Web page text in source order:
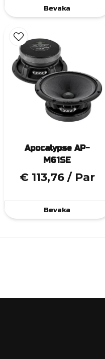
Bevaka
Apocalypse AP-
M61SE
€ 113,76 / Par
Bevaka